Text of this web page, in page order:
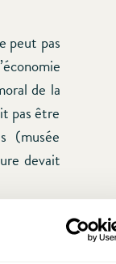
peut pas
de la
pas être
(musée
devait